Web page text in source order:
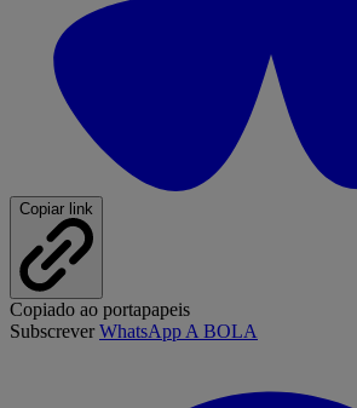
Copiar link
Copiado ao portapapeis
SubscreverWhatsApp A BOLA